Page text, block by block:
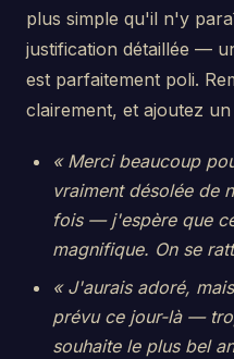
plus simple qu'il n'y
justification détaillée —
est parfaitement poli.
clairement, et ajoutez
« Merci beaucoup
vraiment désolée de
fois — j'espère que
magnifique. On se
« J'aurais adoré,
prévu ce jour-là —
souhaite le plus bel